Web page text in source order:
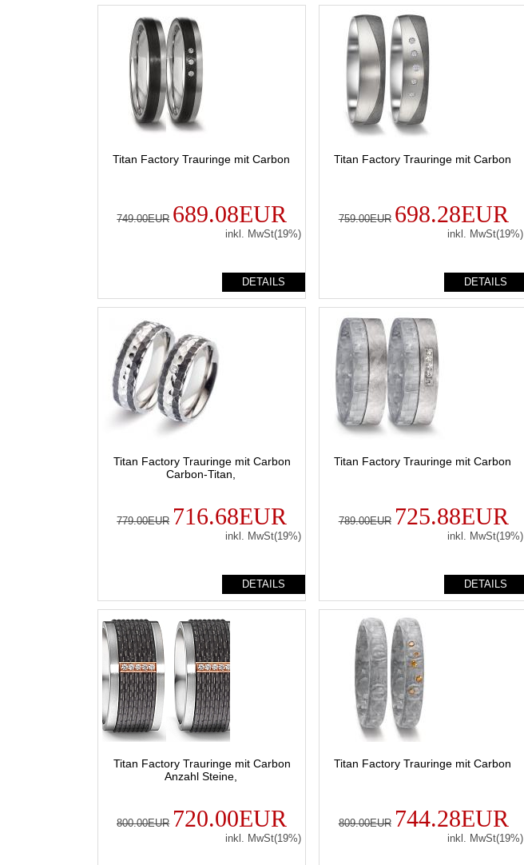
Titan Factory Trauringe mit Carbon
749.00EUR 689.08EUR
inkl. MwSt(19%)
DETAILS
Titan Factory Trauringe mit Carbon
759.00EUR 698.28EUR
inkl. MwSt(19%)
DETAILS
Titan Factory Trauringe mit Carbon
Carbon-Titan,
779.00EUR 716.68EUR
inkl. MwSt(19%)
DETAILS
Titan Factory Trauringe mit Carbon
789.00EUR 725.88EUR
inkl. MwSt(19%)
DETAILS
Titan Factory Trauringe mit Carbon
Anzahl Steine,
800.00EUR 720.00EUR
inkl. MwSt(19%)
Titan Factory Trauringe mit Carbon
809.00EUR 744.28EUR
inkl. MwSt(19%)